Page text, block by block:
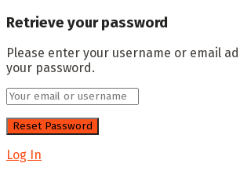
Retrieve your password
Please enter your username or email
your password.
Log In